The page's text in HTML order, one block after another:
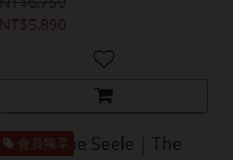
NT$5,890
會員獨享